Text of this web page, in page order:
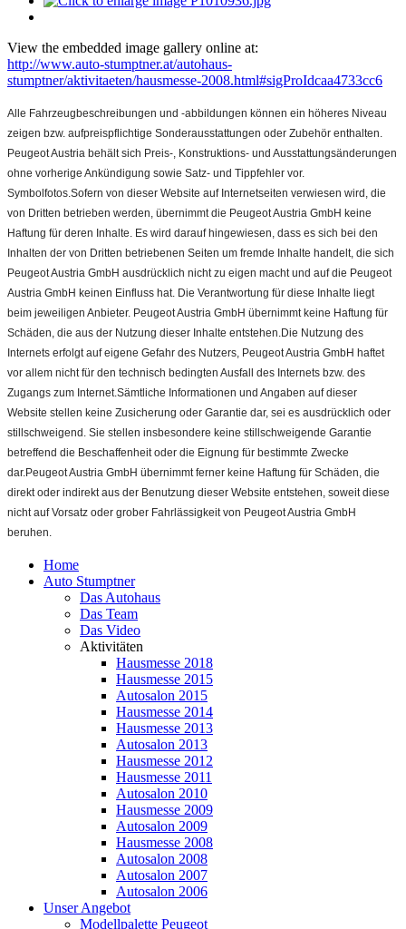
View the embedded image gallery online at:
http://www.auto-stumptner.at/autohaus-
stumptner/aktivitaeten/hausmesse-2008.html#sigProIdcaa4733cc6
Alle Fahrzeugbeschreibungen und -abbildungen können ein höheres Niveau
zeigen bzw. aufpreispflichtige Sonderausstattungen oder Zubehör enthalten.
Peugeot Austria behält sich Preis-, Konstruktions- und Ausstattungsänderungen
ohne vorherige Ankündigung sowie Satz- und Tippfehler vor.
Symbolfotos.Sofern von dieser Website auf Internetseiten verwiesen wird, die
von Dritten betrieben werden, übernimmt die Peugeot Austria GmbH keine
Haftung für deren Inhalte. Es wird darauf hingewiesen, dass es sich bei den
Inhalten der von Dritten betriebenen Seiten um fremde Inhalte handelt, die sich
Peugeot Austria GmbH ausdrücklich nicht zu eigen macht und auf die Peugeot
Austria GmbH keinen Einfluss hat. Die Verantwortung für diese Inhalte liegt
beim jeweiligen Anbieter. Peugeot Austria GmbH übernimmt keine Haftung für
Schäden, die aus der Nutzung dieser Inhalte entstehen.Die Nutzung des
Internets erfolgt auf eigene Gefahr des Nutzers, Peugeot Austria GmbH haftet
vor allem nicht für den technisch bedingten Ausfall des Internets bzw. des
Zugangs zum Internet.Sämtliche Informationen und Angaben auf dieser
Website stellen keine Zusicherung oder Garantie dar, sei es ausdrücklich oder
stillschweigend. Sie stellen insbesondere keine stillschweigende Garantie
betreffend die Beschaffenheit oder die Eignung für bestimmte Zwecke
dar.Peugeot Austria GmbH übernimmt ferner keine Haftung für Schäden, die
direkt oder indirekt aus der Benutzung dieser Website entstehen, soweit diese
nicht auf Vorsatz oder grober Fahrlässigkeit von Peugeot Austria GmbH
beruhen.
Home
Auto Stumptner
Das Autohaus
Das Team
Das Video
Aktivitäten
Hausmesse 2018
Hausmesse 2015
Autosalon 2015
Hausmesse 2014
Hausmesse 2013
Autosalon 2013
Hausmesse 2012
Hausmesse 2011
Autosalon 2010
Hausmesse 2009
Autosalon 2009
Hausmesse 2008
Autosalon 2008
Autosalon 2007
Autosalon 2006
Unser Angebot
Modellpalette Peugeot